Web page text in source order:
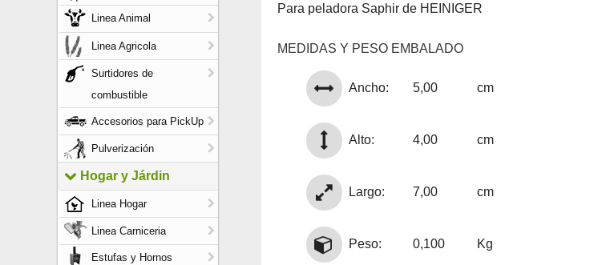
Linea Animal
Linea Agricola
Surtidores de
combustible
Accesorios para PickUp
Pulverización
Hogar y Járdin
Linea Hogar
Linea Carniceria
Estufas y Hornos
Para peladora Saphir de HEINIGER
MEDIDAS Y PESO EMBALADO
Ancho: 5,00 cm
Alto: 4,00 cm
Largo: 7,00 cm
Peso: 0,100 Kg